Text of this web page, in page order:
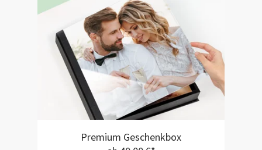
Premium Geschenkbox